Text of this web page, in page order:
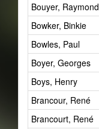
Bouyer, Raymond
Bowker, Binkie
Bowles, Paul
Boyer, Georges
Boys, Henry
Brancour, René
Brancourt, René